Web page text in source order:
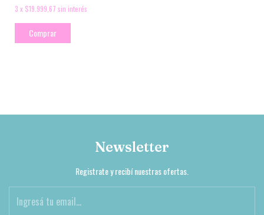
3 x $19.999,67 sin interés
Comprar
Newsletter
Registrate y recibí nuestras ofertas.